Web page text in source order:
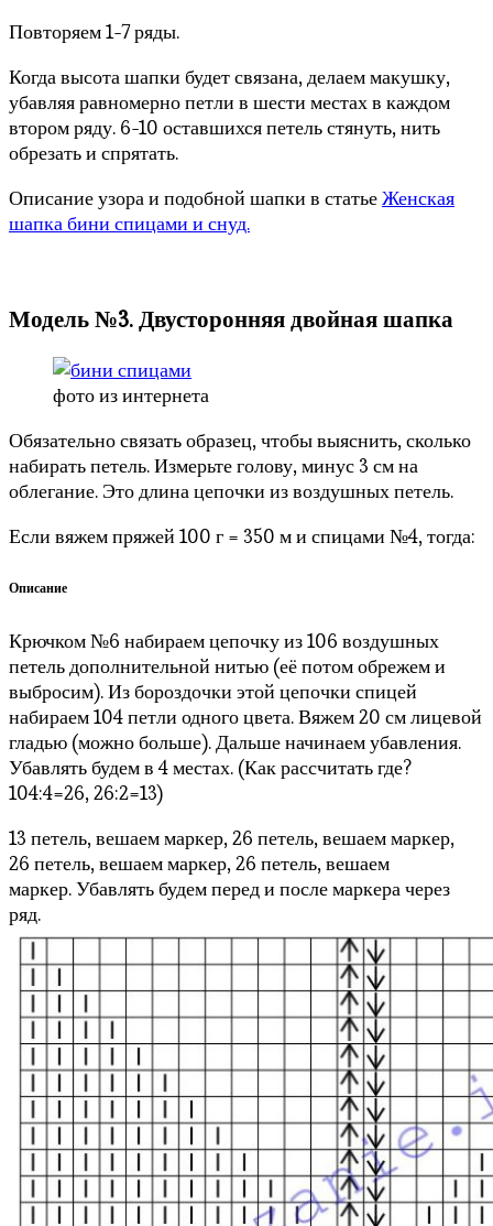
Повторяем 1-7 ряды.
Когда высота шапки будет связана, делаем макушку,
убавляя равномерно петли в шести местах в каждом
втором ряду. 6-10 оставшихся петель стянуть, нить
обрезать и спрятать.
Описание узора и подобной шапки в статьеЖенская
шапка бини спицами и снуд.
Модель №3. Двусторонняя двойная шапка
фото из интернета
Обязательно связать образец, чтобы выяснить, сколько
набирать петель. Измерьте голову, минус 3 см на
облегание. Это длина цепочки из воздушных петель.
Если вяжем пряжей 100 г = 350 м и спицами №4, тогда:
Описание
Крючком №6 набираем цепочку из 106 воздушных
петель дополнительной нитью (её потом обрежем и
выбросим). Из бороздочки этой цепочки спицей
набираем 104 петли одного цвета. Вяжем 20 см лицевой
гладью (можно больше). Дальше начинаем убавления.
Убавлять будем в 4 местах. (Как рассчитать где?
104:4=26, 26:2=13)
13 петель, вешаем маркер, 26 петель, вешаем маркер,
26 петель, вешаем маркер, 26 петель, вешаем
маркер. Убавлять будем перед и после маркера через
ряд.